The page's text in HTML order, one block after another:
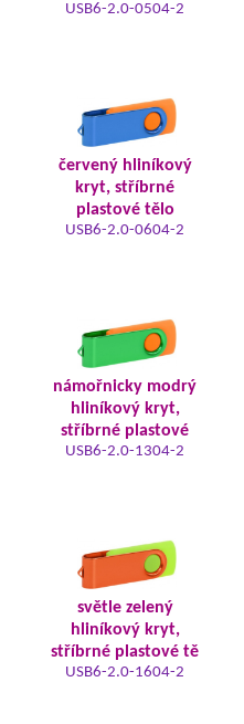
USB6-2.0-0504-2
červený hliníkový
kryt, stříbrné
plastové tělo
USB6-2.0-0604-2
námořnicky modrý
hliníkový kryt,
stříbrné plastové
USB6-2.0-1304-2
světle zelený
hliníkový kryt,
stříbrné plastové tě
USB6-2.0-1604-2